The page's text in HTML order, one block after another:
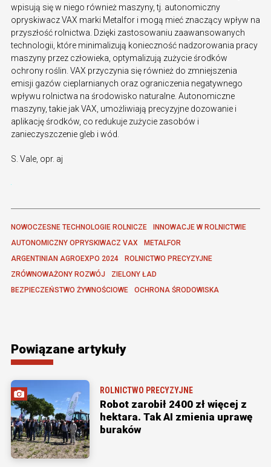
wpisują się w niego również maszyny, tj. autonomiczny
opryskiwacz VAX marki Metalfor i mogą mieć znaczący wpływ na
przyszłość rolnictwa. Dzięki zastosowaniu zaawansowanych
technologii, które minimalizują konieczność nadzorowania pracy
maszyny przez człowieka, optymalizują zużycie środków
ochrony roślin. VAX przyczynia się również do zmniejszenia
emisji gazów cieplarnianych oraz ograniczenia negatywnego
wpływu rolnictwa na środowisko naturalne. Autonomiczne
maszyny, takie jak VAX, umożliwiają precyzyjne dozowanie i
aplikację środków, co redukuje zużycie zasobów i
zanieczyszczenie gleb i wód.
S. Vale, opr. aj
NOWOCZESNE TECHNOLOGIE ROLNICZE
INNOWACJE W ROLNICTWIE
AUTONOMICZNY OPRYSKIWACZ VAX
METALFOR
ARGENTINIAN AGROEXPO 2024
ROLNICTWO PRECYZYJNE
ZRÓWNOWAŻONY ROZWÓJ
ZIELONY ŁAD
BEZPIECZEŃSTWO ŻYWNOŚCIOWE
OCHRONA ŚRODOWISKA
Powiązane artykuły
ROLNICTWO PRECYZYJNE
Robot zarobił 2400 zł więcej z
hektara. Tak AI zmienia uprawę
buraków